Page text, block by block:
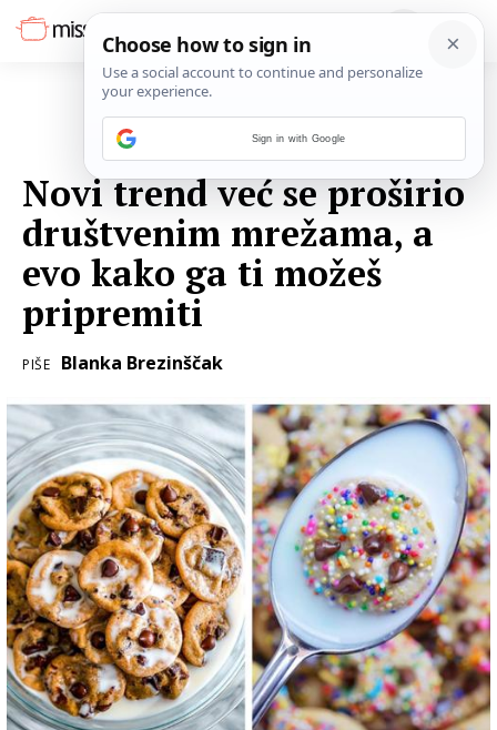
Novi trend već se proširio
društvenim mrežama, a
evo kako ga ti možeš
pripremiti
PIŠE Blanka Brezinščak
Sign in with Google